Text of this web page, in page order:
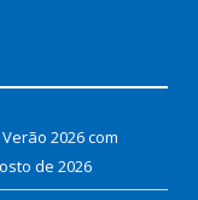
2026 com
de 2026